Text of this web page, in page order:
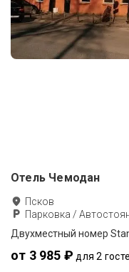
Отель Чемодан
Псков
Парковка /
Двухместный номер
от 3 985 ₽ для 2